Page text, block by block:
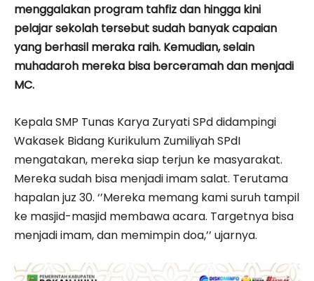
menggalakan program tahfiz dan hingga kini
pelajar sekolah tersebut sudah banyak capaian
yang berhasil meraka raih. Kemudian, selain
muhadaroh mereka bisa berceramah dan menjadi
MC.
Kepala SMP Tunas Karya Zuryati SPd didampingi
Wakasek Bidang Kurikulum Zumiliyah SPdI
mengatakan, mereka siap terjun ke masyarakat.
Mereka sudah bisa menjadi imam salat. Terutama
hapalan juz 30. ‘’Mereka memang kami suruh tampil
ke masjid-masjid membawa acara. Targetnya bisa
menjadi imam, dan memimpin doa,’’ ujarnya.